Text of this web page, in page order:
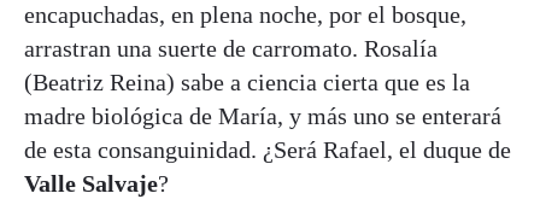
encapuchadas, en plena noche, por el bosque,
arrastran una suerte de carromato. Rosalía
(Beatriz Reina) sabe a ciencia cierta que es la
madre biológica de María, y más uno se enterará
de esta consanguinidad. ¿Será Rafael, el duque de
Valle Salvaje?